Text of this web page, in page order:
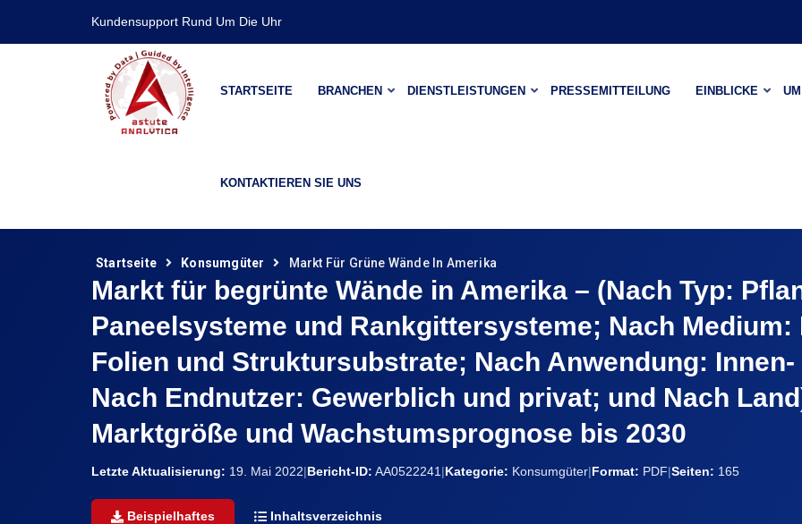
Kundensupport Rund Um Die Uhr
STARTSEITE BRANCHEN DIENSTLEISTUNGEN PRESSEMITTEILUNG EINBLICKE UM
KONTAKTIEREN SIE UNS
Startseite Konsumgüter Markt Für Grüne Wände In Amerika
Markt für begrünte Wände in Amerika – (Nach Typ:
Paneelsysteme und Rankgittersysteme; Nach
Folien und Struktursubstrate; Nach Anwendung:
Nach Endnutzer: Gewerblich und privat; und Nach
Marktgröße und Wachstumsprognose bis 2030
Letzte Aktualisierung: 19. Mai 2022|Bericht-ID: AA0522241 |Kategorie: Konsumgüter|Format: PDF|Seiten: 165
Beispielhaftes Inhaltsverzeichnis